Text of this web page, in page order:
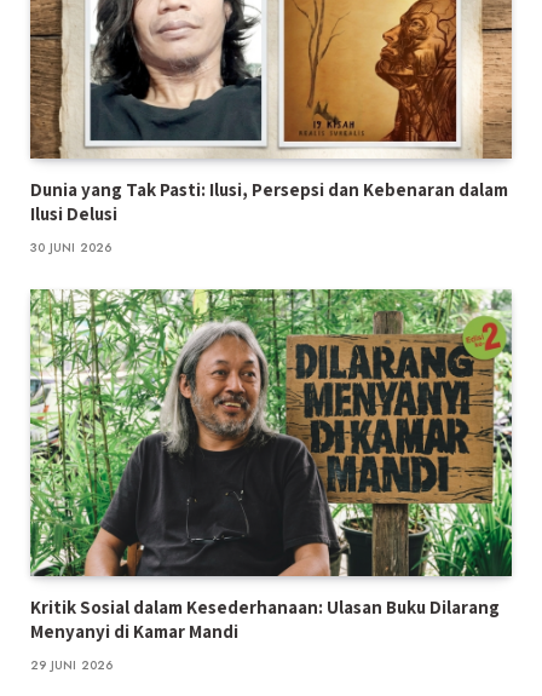
Dunia yang Tak Pasti: Ilusi, Persepsi dan Kebenaran dalam
Ilusi Delusi
30 JUNI 2026
Kritik Sosial dalam Kesederhanaan: Ulasan Buku Dilarang
Menyanyi di Kamar Mandi
29 JUNI 2026